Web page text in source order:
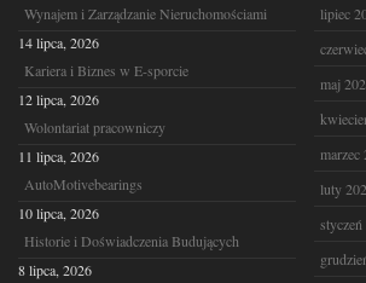
Wynajem i Zarządzanie Nieruchomościami
14 lipca, 2026
Kariera i Biznes w E-sporcie
12 lipca, 2026
Wolontariat pracowniczy
11 lipca, 2026
AutoMotivebearings
10 lipca, 2026
Historie i Doświadczenia Budujących
8 lipca, 2026
lipiec
maj
marzec
luty